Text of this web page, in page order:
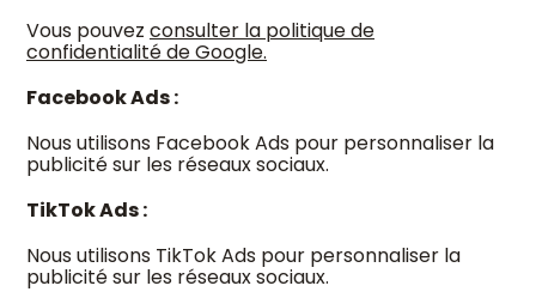
Vous pouvez consulter la politique de
confidentialité de Google.
Facebook Ads :
Nous utilisons Facebook Ads pour personnaliser la
publicité sur les réseaux sociaux.
TikTok Ads :
Nous utilisons TikTok Ads pour personnaliser la
publicité sur les réseaux sociaux.